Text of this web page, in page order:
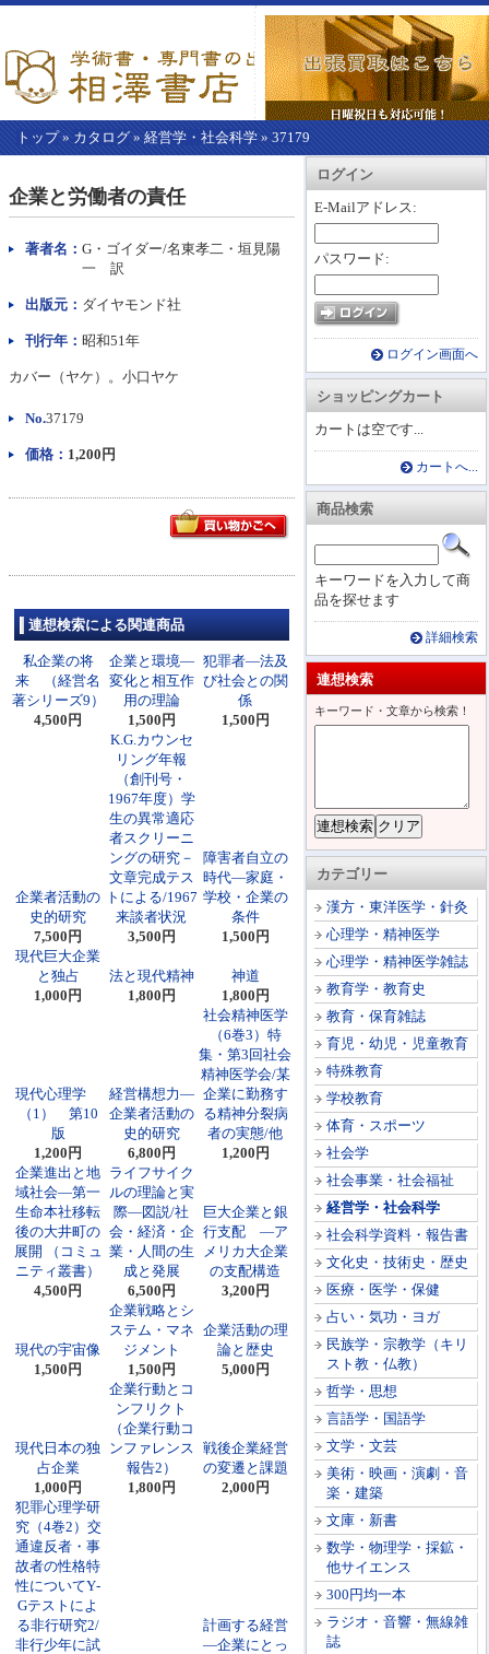
トップ» カタログ » 経営学・社会科学 » 37179
カートを見る
ログイン
E-Mailアドレス:
パスワード:
ログイン画面へ
ショッピングカート
カートは空です...
カートへ...
商品検索
キーワードを入力して商
品を探せます
詳細検索
連想検索
キーワード・文章から検索！
カテゴリー
漢方・東洋医学・針灸
心理学・精神医学
心理学・精神医学雑誌
教育学・教育史
教育・保育雑誌
育児・幼児・児童教育
特殊教育
学校教育
体育・スポーツ
社会学
社会事業・社会福祉
経営学・社会科学
社会科学資料・報告書
文化史・技術史・歴史
医療・医学・保健
占い・気功・ヨガ
民族学・宗教学（キリ
スト教・仏教）
哲学・思想
言語学・国語学
文学・文芸
美術・映画・演劇・音
楽・建築
文庫・新書
数学・物理学・採鉱・
他サイエンス
300円均一本
ラジオ・音響・無線雑
誌
こ
か
本
企業と労働者の責任
著者名： G・ゴイダー/名東孝二・垣見陽
一 訳
出版元： ダイヤモンド社
刊行年： 昭和51年
カバー（ヤケ）。小口ヤケ
No.37179
価格： 1,200円
連想検索による関連商品
私企業の将
来 （経営名
著シリーズ9）
4,500円
企業と環境―
変化と相互作
用の理論
1,500円
犯罪者―法及
び社会との関
係
1,500円
企業者活動の
史的研究
7,500円
K.G.カウンセ
リング年報
（創刊号・
1967年度）学
生の異常適応
者スクリーニ
ングの研究－
文章完成テス
トによる/1967
来談者状況
3,500円
障害者自立の
時代―家庭・
学校・企業の
条件
1,500円
現代巨大企業
と独占
1,000円
法と現代精神
1,800円
神道
1,800円
現代心理学
（1） 第10
版
1,200円
経営構想力―
企業者活動の
史的研究
6,800円
社会精神医学
（6巻3）特
集・第3回社会
精神医学会/某
企業に勤務す
る精神分裂病
者の実態/他
1,200円
企業進出と地
域社会―第一
生命本社移転
後の大井町の
展開 （コミュ
ニティ叢書）
4,500円
ライフサイク
ルの理論と実
際―図説/社
会・経済・企
業・人間の生
成と発展
6,500円
巨大企業と銀
行支配 ―ア
メリカ大企業
の支配構造
3,200円
現代の宇宙像
1,500円
企業戦略とシ
ステム・マネ
ジメント
1,500円
企業活動の理
論と歴史
5,000円
現代日本の独
占企業
1,000円
企業行動とコ
ンフリクト
（企業行動コ
ンファレンス
報告2）
1,800円
戦後企業経営
の変遷と課題
2,000円
犯罪心理学研
究（4巻2）交
通違反者・事
故者の性格特
性についてY‐
Gテストによ
る非行研究2/
非行少年に試
計画する経営
―企業にとっ